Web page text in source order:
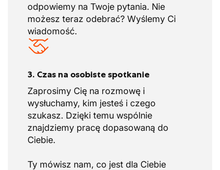
odpowiemy na Twoje pytania. Nie
możesz teraz odebrać? Wyślemy Ci
wiadomość.
3. Czas na osobiste spotkanie
Zaprosimy Cię na rozmowę i
wysłuchamy, kim jesteś i czego
szukasz. Dzięki temu wspólnie
znajdziemy pracę dopasowaną do
Ciebie.
Ty mówisz nam, co jest dla Ciebie